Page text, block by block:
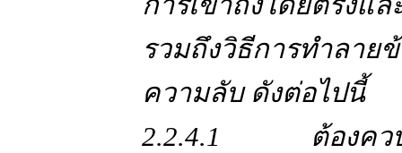
รวมถึงวิธีการทำลาย
ความลับ ดังต่อไปนี้
2.2.4.1 ต้องควบคุ